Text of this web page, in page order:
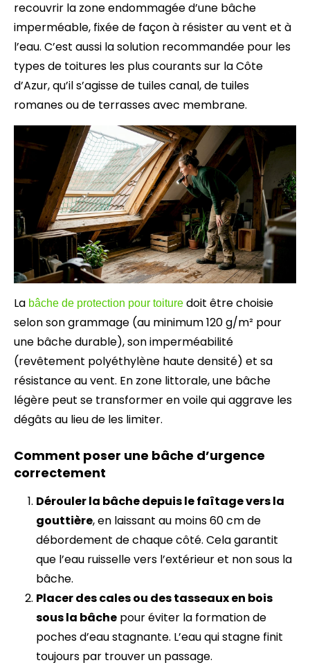
recouvrir la zone endommagée d’une bâche
imperméable, fixée de façon à résister au vent et à
l’eau. C’est aussi la solution recommandée pour les
types de toitures les plus courants sur la Côte
d’Azur, qu’il s’agisse de tuiles canal, de tuiles
romanes ou de terrasses avec membrane.
La bâche de protection pour toiture doit être choisie
selon son grammage (au minimum 120 g/m² pour
une bâche durable), son imperméabilité
(revêtement polyéthylène haute densité) et sa
résistance au vent. En zone littorale, une bâche
légère peut se transformer en voile qui aggrave les
dégâts au lieu de les limiter.
Comment poser une bâche d’urgence
correctement
Dérouler la bâche depuis le faîtage vers la
gouttière, en laissant au moins 60 cm de
débordement de chaque côté. Cela garantit
que l’eau ruisselle vers l’extérieur et non sous la
bâche.
Placer des cales ou des tasseaux en bois
sous la bâche pour éviter la formation de
poches d’eau stagnante. L’eau qui stagne finit
toujours par trouver un passage.